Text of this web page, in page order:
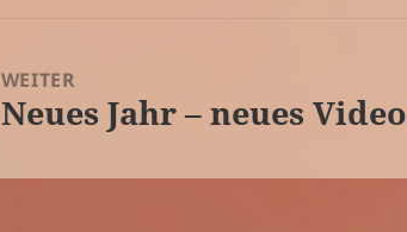
WEITER
Nächster
Neues Jahr – neues Video